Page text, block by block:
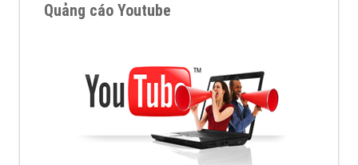
Quảng cáo Youtube